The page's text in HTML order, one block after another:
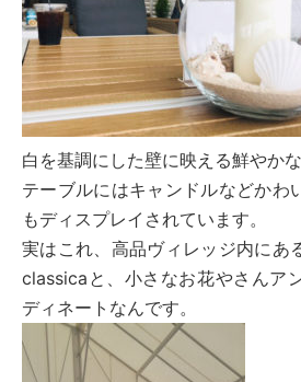
白を基調にした壁に映える鮮やかな
テーブルにはキャンドルなどかわ
もディスプレイされています。
実はこれ、高品ヴィレッジ内にあ
classicaと、小さなお花やさんア
ディネートなんです。